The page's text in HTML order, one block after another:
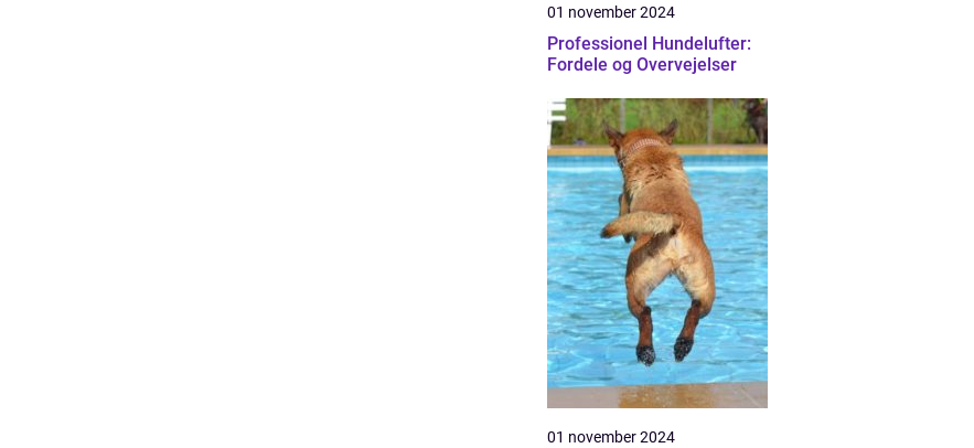
01 november 2024
Professionel Hundelufter:
Fordele og Overvejelser
01 november 2024